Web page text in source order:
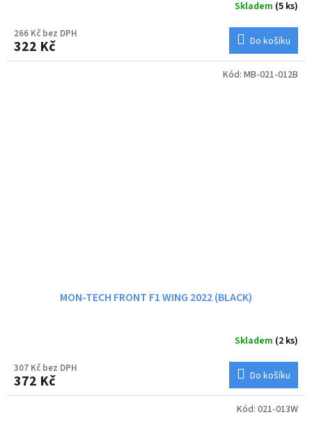
Skladem (5 ks)
266 Kč bez DPH
322 Kč Do košíku
MON-TECH FRONT F1 WING 2022 (BLACK)
Skladem (2 ks)
307 Kč bez DPH
372 Kč Do košíku
Kód: MB-021-012B
Kód: 021-013W